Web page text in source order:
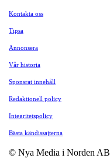
Kontakta oss
Tipsa
Annonsera
Vår historia
Sponsrat innehåll
Redaktionell policy
Integritetspolicy
Bästa kändissajterna
© Nya Media i Norden AB